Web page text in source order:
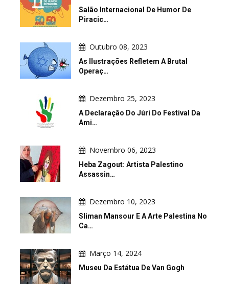
Salão Internacional De Humor De
Piracic…
Outubro 08, 2023
As Ilustrações Refletem A Brutal
Operaç…
Dezembro 25, 2023
A Declaração Do Júri Do Festival Da
Ami…
Novembro 06, 2023
Heba Zagout: Artista Palestino
Assassin…
Dezembro 10, 2023
Sliman Mansour E A Arte Palestina No
Ca…
Março 14, 2024
Museu Da Estátua De Van Gogh